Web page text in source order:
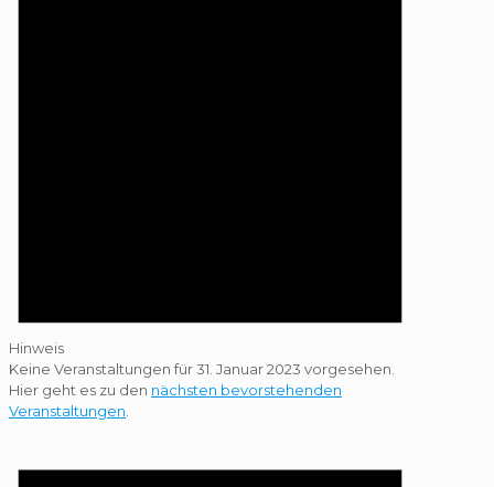
Hinweis
Keine Veranstaltungen für 31. Januar 2023 vorgesehen.
Hier geht es zu den nächsten bevorstehenden
Veranstaltungen